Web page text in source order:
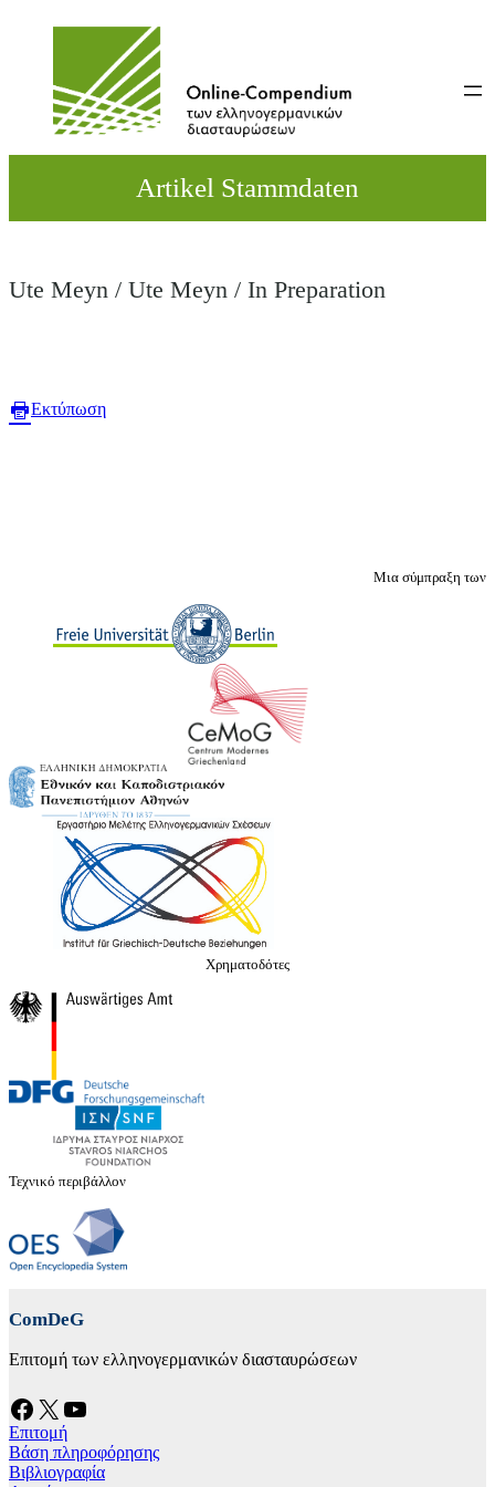
Artikel Stammdaten
Ute Meyn / Ute Meyn / In Preparation
Εκτύπωση
Μια σύμπραξη των
Χρηματοδότες
Τεχνικό περιβάλλον
ComDeG
Επιτομή των ελληνογερμανικών διασταυρώσεων
Facebook X YouTube
Επιτομή
Βάση πληροφόρησης
Βιβλιογραφία